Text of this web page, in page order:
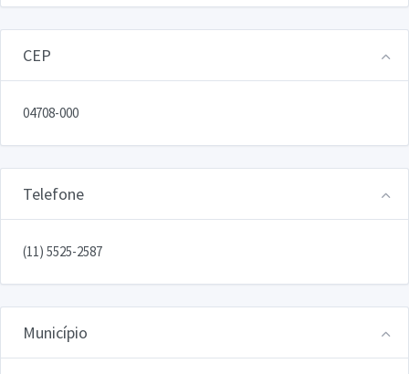
CEP
04708-000
Telefone
(11) 5525-2587
Município